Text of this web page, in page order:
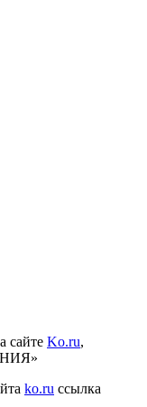
сайте Ko.ru,
ko.ru ссылка